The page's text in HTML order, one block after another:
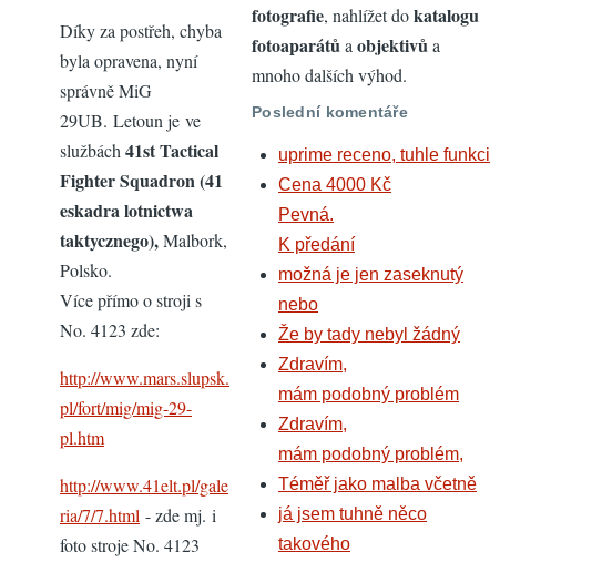
Díky za postřeh, chyba
byla opravena, nyní
správně MiG
29UB. Letoun je ve
službách 41st Tactical
Fighter Squadron (41
eskadra lotnictwa
taktycznego),Malbork,
Polsko.
Více přímo o stroji s
No. 4123 zde:
http://www.mars.slupsk.
pl/fort/mig/mig-29-
pl.htm
http://www.41elt.pl/gale
ria/7/7.html - zde mj. i
foto stroje No. 4123
fotografie, nahlížet dokatalogu
fotoaparátůa objektivůa
mnoho dalších výhod.
Poslední komentáře
uprime receno, tuhle funkci
Cena 4000 Kč
Pevná.
K předání
možná je jen zaseknutý
nebo
Že by tady nebyl žádný
Zdravím,
mám podobný problém
Zdravím,
mám podobný problém,
Téměř jako malba včetně
já jsem tuhně něco
takového